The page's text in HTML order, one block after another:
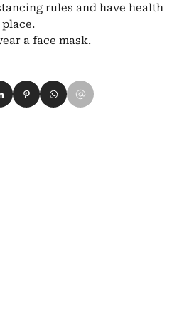
rules and have health
a face mask.
su Xsu LinkedIn
Condividi su Pinterest
Condividi su WhatsApp
Condividi su Email